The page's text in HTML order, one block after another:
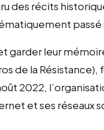
des récits
passé
garder leur
de la
2022,
et ses réseaux